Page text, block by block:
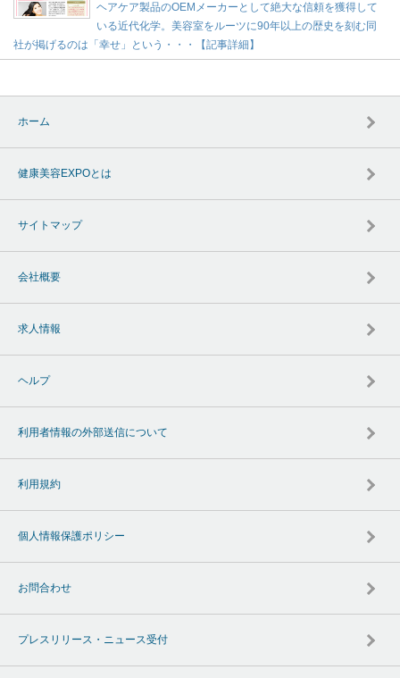
ヘアケア製品のOEMメーカーとして絶大な信頼を獲得して
いる近代化学。美容室をルーツに90年以上の歴史を刻む同
社が掲げるのは「幸せ」という・・・【記事詳細】
ホーム
健康美容EXPOとは
サイトマップ
会社概要
求人情報
ヘルプ
利用者情報の外部送信について
利用規約
個人情報保護ポリシー
お問合わせ
プレスリリース・ニュース受付